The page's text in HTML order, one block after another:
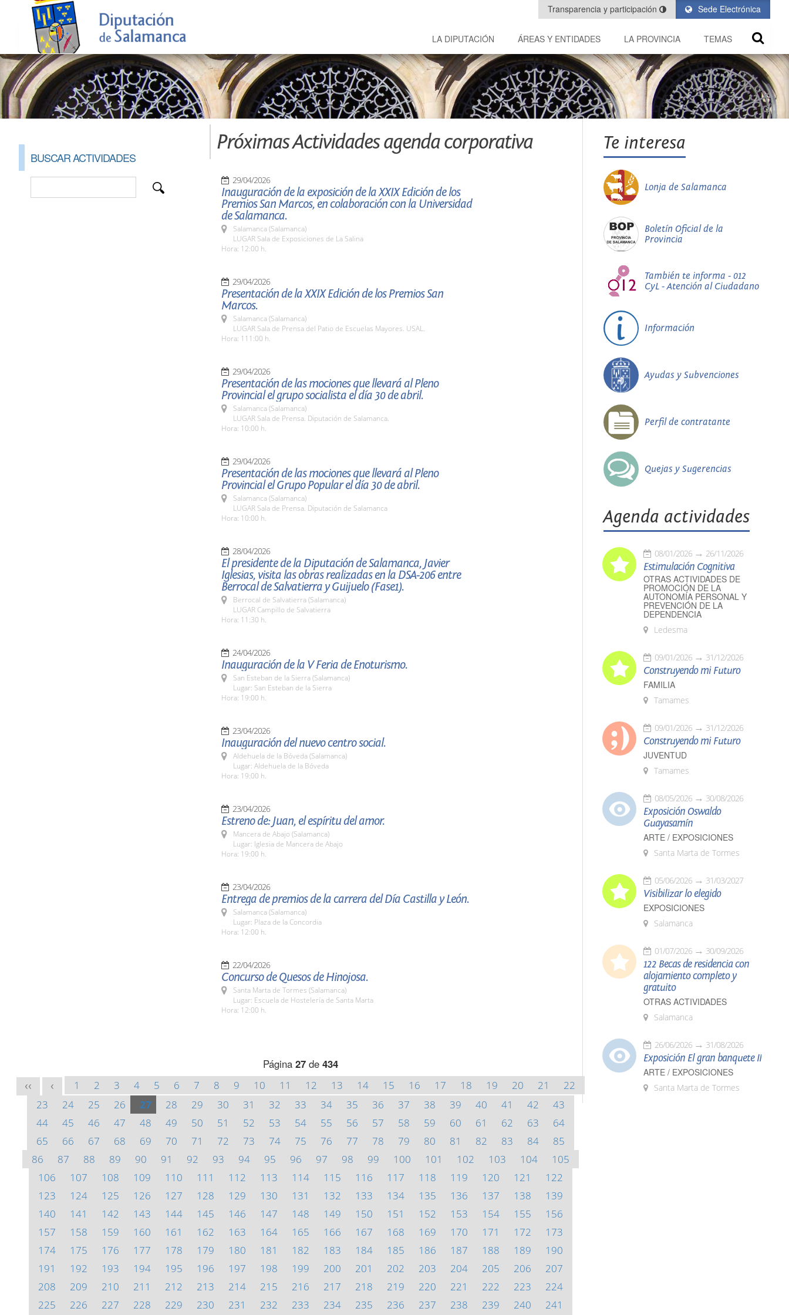
Sede Electrónica
Transparencia y participación
LA DIPUTACIÓN ÁREAS Y ENTIDADES LA PROVINCIA TEMAS
BUSCAR ACTIVIDADES
Próximas Actividades agenda corporativa
29/04/2026
Inauguración de la exposición de la XXIX Edición de los
Premios San Marcos, en colaboración con la Universidad
de Salamanca.
Salamanca (Salamanca)
LUGAR Sala de Exposiciones de La Salina
Hora: 12:00 h.
29/04/2026
Presentación de la XXIX Edición de los Premios San
Marcos.
Salamanca (Salamanca)
LUGAR Sala de Prensa del Patio de Escuelas Mayores. USAL.
Hora: 111:00 h.
29/04/2026
Presentación de las mociones que llevará al Pleno
Provincial el grupo socialista el día 30 de abril.
Salamanca (Salamanca)
LUGAR Sala de Prensa. Diputación de Salamanca.
Hora: 10:00 h.
29/04/2026
Presentación de las mociones que llevará al Pleno
Provincial el Grupo Popular el día 30 de abril.
Salamanca (Salamanca)
LUGAR Sala de Prensa. Diputación de Salamanca
Hora: 10:00 h.
28/04/2026
El presidente de la Diputación de Salamanca, Javier
Iglesias, visita las obras realizadas en la DSA-206 entre
Berrocal de Salvatierra y Guijuelo (Fase1).
Berrocal de Salvatierra (Salamanca)
LUGAR Campillo de Salvatierra
Hora: 11:30 h.
24/04/2026
Inauguración de la V Feria de Enoturismo.
San Esteban de la Sierra (Salamanca)
Lugar: San Esteban de la Sierra
Hora: 19:00 h.
23/04/2026
Inauguración del nuevo centro social.
Aldehuela de la Bóveda (Salamanca)
Lugar: Aldehuela de la Bóveda
Hora: 19:00 h.
23/04/2026
Estreno de: Juan, el espíritu del amor.
Mancera de Abajo (Salamanca)
Lugar: Iglesia de Mancera de Abajo
Hora: 19:00 h.
23/04/2026
Entrega de premios de la carrera del Día Castilla y León.
Salamanca (Salamanca)
Lugar: Plaza de la Concordia
Hora: 12:00 h.
22/04/2026
Concurso de Quesos de Hinojosa.
Santa Marta de Tormes (Salamanca)
Lugar: Escuela de Hostelería de Santa Marta
Hora: 12:00 h.
Página 27 de 434
<< < 1 2 3 4 5 6 7 8 9 10 11 12 13 14 15 16 17 18 19 20 21
22
23
24 25 26 27 28 29 30 31 32 33 34 35 36 37 38 39 40 41 42
43
44
45 46 47 48 49 50 51 52 53 54 55 56 57 58 59 60 61 62 63
64
65
66 67 68 69 70 71 72 73 74 75 76 77 78 79 80 81 82 83 84
85
86
87 88 89 90 91 92 93 94 95 96 97 98 99 100 101 102 103 104
105
106
107 108 109 110 111 112 113 114 115 116 117 118 119 120 121
122
123
124 125 126 127 128 129 130 131 132 133 134 135 136 137 138
139
140
141 142 143 144 145 146 147 148 149 150 151 152 153 154 155
156
157
158 159 160 161 162 163 164 165 166 167 168 169 170 171 172
173
174
175 176 177 178 179 180 181 182 183 184 185 186 187 188 189
190
191
192 193 194 195 196 197 198 199 200 201 202 203 204 205 206
207
208
209 210 211 212 213 214 215 216 217 218 219 220 221 222 223
224
225
226 227 228 229 230 231 232 233 234 235 236 237 238 239 240 241
Te interesa
Lonja de Salamanca
Boletín Oficial de la
Provincia
También te informa - 012
CyL - Atención al Ciudadano
Información
Ayudas y Subvenciones
Perfil de contratante
Quejas y Sugerencias
Agenda actividades
08/01/2026 26/11/2026
Estimulación Cognitiva
OTRAS ACTIVIDADES DE
PROMOCIÓN DE LA
AUTONOMÍA PERSONAL Y
PREVENCIÓN DE LA
DEPENDENCIA
Ledesma
09/01/2026 31/12/2026
Construyendo mi Futuro
FAMILIA
Tamames
09/01/2026 31/12/2026
Construyendo mi Futuro
JUVENTUD
Tamames
08/05/2026 30/08/2026
Exposición Oswaldo
Guayasamín
ARTE / EXPOSICIONES
Santa Marta de Tormes
05/06/2026 31/03/2027
Visibilizar lo elegido
EXPOSICIONES
Salamanca
01/07/2026 30/09/2026
122 Becas de residencia con
alojamiento completo y
gratuito
OTRAS ACTIVIDADES
Salamanca
26/06/2026 31/08/2026
Exposición El gran banquete II
ARTE / EXPOSICIONES
Santa Marta de Tormes